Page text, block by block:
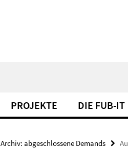
PROJEKTE DIE FUB-IT
Archiv: abgeschlossene Demands